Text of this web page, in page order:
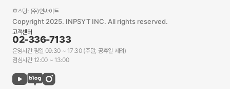
호스팅: (주)인싸이트
Copyright 2025. INPSYT INC. All rights reserved.
고객센터
02-336-7133
운영시간 평일 09:30 ~ 17:30 (주말, 공휴일 제외)
점심시간 12:00 ~ 13:00